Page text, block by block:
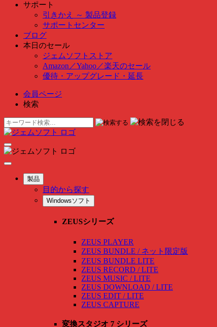
サポート
引きかえ ～ 製品登録
サポートセンター
ブログ
本日のセール
ジェムソフトストア
Amazon ／Yahoo ／楽天のセール
優待・アップグレード・延長
会員ページ
検索
製品
目的から探す
Windowsソフト
ZEUSシリーズ
ZEUS PLAYER
ZEUS BUNDLE / ネット限定版
ZEUS BUNDLE LITE
ZEUS RECORD / LITE
ZEUS MUSIC / LITE
ZEUS DOWNLOAD / LITE
ZEUS EDIT / LITE
ZEUS CAPTURE
変換スタジオ 7 シリーズ